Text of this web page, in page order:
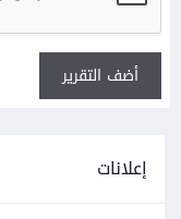
أضف التقرير
إعلانات